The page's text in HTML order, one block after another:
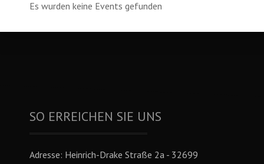
Es wurden keine Events gefunden
SO ERREICHEN SIE UNS
Adresse: Heinrich-Drake Straße 2a - 32699